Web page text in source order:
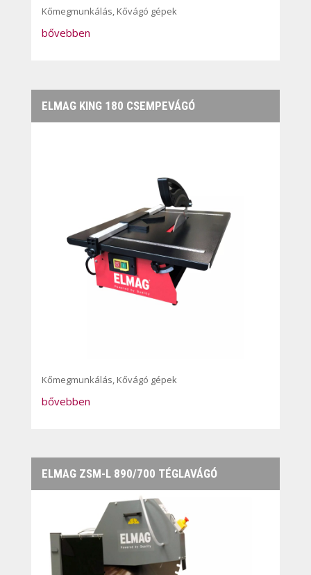
Kőmegmunkálás, Kővágó gépek
bővebben
ELMAG KING 180 CSEMPEVÁGÓ
Kőmegmunkálás, Kővágó gépek
bővebben
ELMAG ZSM-L 890/700 TÉGLAVÁGÓ